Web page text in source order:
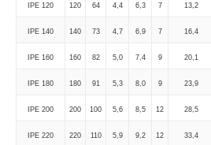
IPE 120 120 64 4,4 6,3 7 13,2
IPE 140 140 73 4,7 6,9 7 16,4
IPE 160 160 82 5,0 7,4 9 20,1
IPE 180 180 91 5,3 8,0 9 23,9
IPE 200 200 100 5,6 8,5 12 28,5
IPE 220 220 110 5,9 9,2 12 33,4